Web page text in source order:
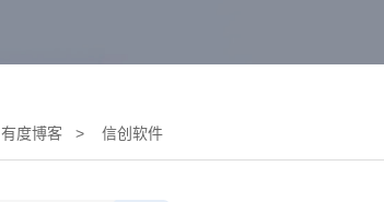
有度博客> 信创软件